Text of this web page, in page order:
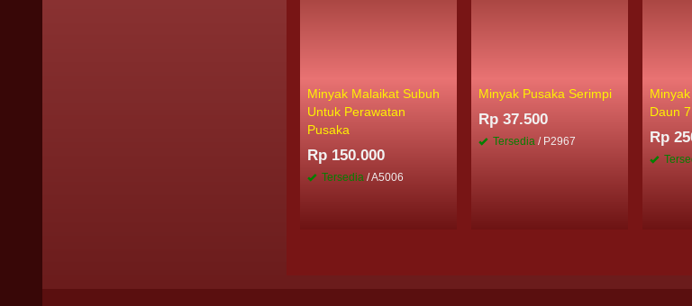
Minyak Malaikat Subuh
Untuk Perawatan
Pusaka
Rp 150.000
Tersedia / A5006
Minyak Pusaka Serimpi
Rp 37.500
Tersedia / P2967
Daun 7
Rp